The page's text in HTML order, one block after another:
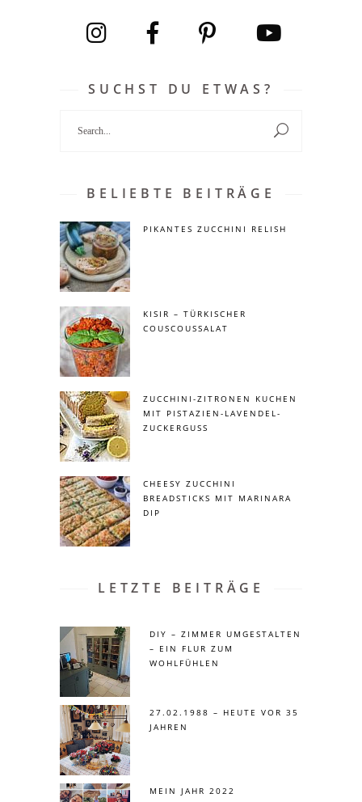
SUCHST DU ETWAS?
BELIEBTE BEITRÄGE
PIKANTES ZUCCHINI RELISH
KISIR – TÜRKISCHER
COUSCOUSSALAT
ZUCCHINI-ZITRONEN KUCHEN
MIT PISTAZIEN-LAVENDEL-
ZUCKERGUSS
CHEESY ZUCCHINI
BREADSTICKS MIT MARINARA
DIP
LETZTE BEITRÄGE
DIY – ZIMMER UMGESTALTEN
– EIN FLUR ZUM
WOHLFÜHLEN
27.02.1988 – HEUTE VOR 35
JAHREN
MEIN JAHR 2022